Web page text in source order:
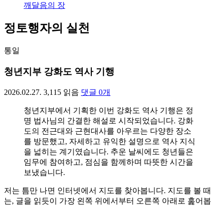
깨달음의 장
정토행자의 실천
통일
청년지부 강화도 역사 기행
2026.02.27. 3,115 읽음 댓글 0개
청년지부에서 기획한 이번 강화도 역사 기행은 정
명 법사님의 간결한 해설로 시작되었습니다. 강화
도의 전근대와 근현대사를 아우르는 다양한 장소
를 방문했고, 자세하고 유익한 설명으로 역사 지식
을 넓히는 계기였습니다. 추운 날씨에도 청년들은
임무에 참여하고, 점심을 함께하며 따뜻한 시간을
보냈습니다.
저는 틈만 나면 인터넷에서 지도를 찾아봅니다. 지도를 볼 때
는, 글을 읽듯이 가장 왼쪽 위에서부터 오른쪽 아래로 훑어봅